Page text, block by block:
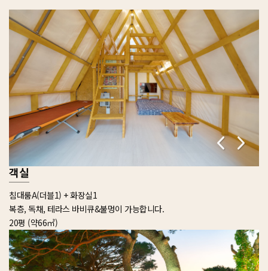
객실
침대룸A(더블1) + 화장실1
복층, 독채, 테라스 바비큐&불멍이 가능합니다.
20평 (약66㎡)